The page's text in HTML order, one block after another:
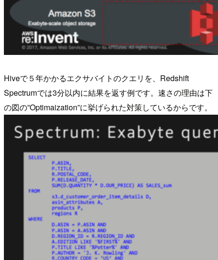
Hiveで５年かかるエクサバイトのクエリを、Redshift
Spectrumでは3分以内に結果を返す例です。速さの理由は下
の図の”Optimaization”に挙げられた対策しているからです。